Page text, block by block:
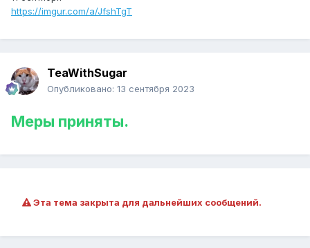
https://imgur.com/a/JfshTgT
TeaWithSugar
Опубликовано: 13 сентября 2023
Меры приняты.
Эта тема закрыта для дальнейших сообщений.